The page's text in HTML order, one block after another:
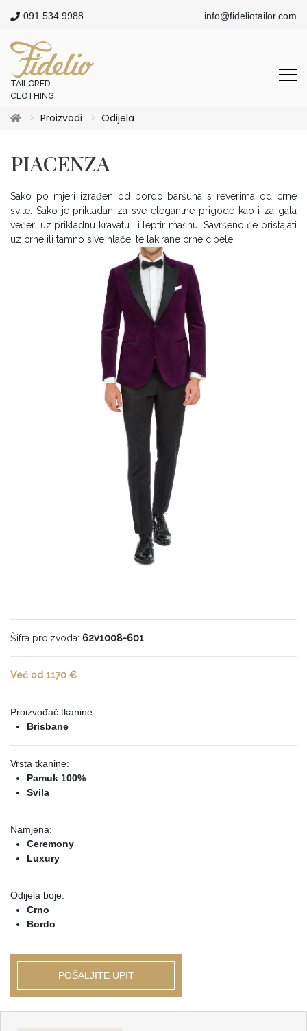
091 534 9988 info@fideliotailor.com
TAILORED
CLOTHING
Proizvodi Odijela
PIACENZA
Sako po mjeri izrađen od bordo baršuna s reverima od crne
svile. Sako je prikladan za sve elegantne prigode kao i za gala
večeri uz prikladnu kravatu ili leptir mašnu. Savršeno će pristajati
uz crne ili tamno sive hlače, te lakirane crne cipele.
Šifra proizvoda: 62v1008-601
Već od 1170 €
Proizvođač tkanine:
Brisbane
Vrsta tkanine:
Pamuk 100%
Svila
Namjena:
Ceremony
Luxury
Odijela boje:
Crno
Bordo
POŠALJITE UPIT